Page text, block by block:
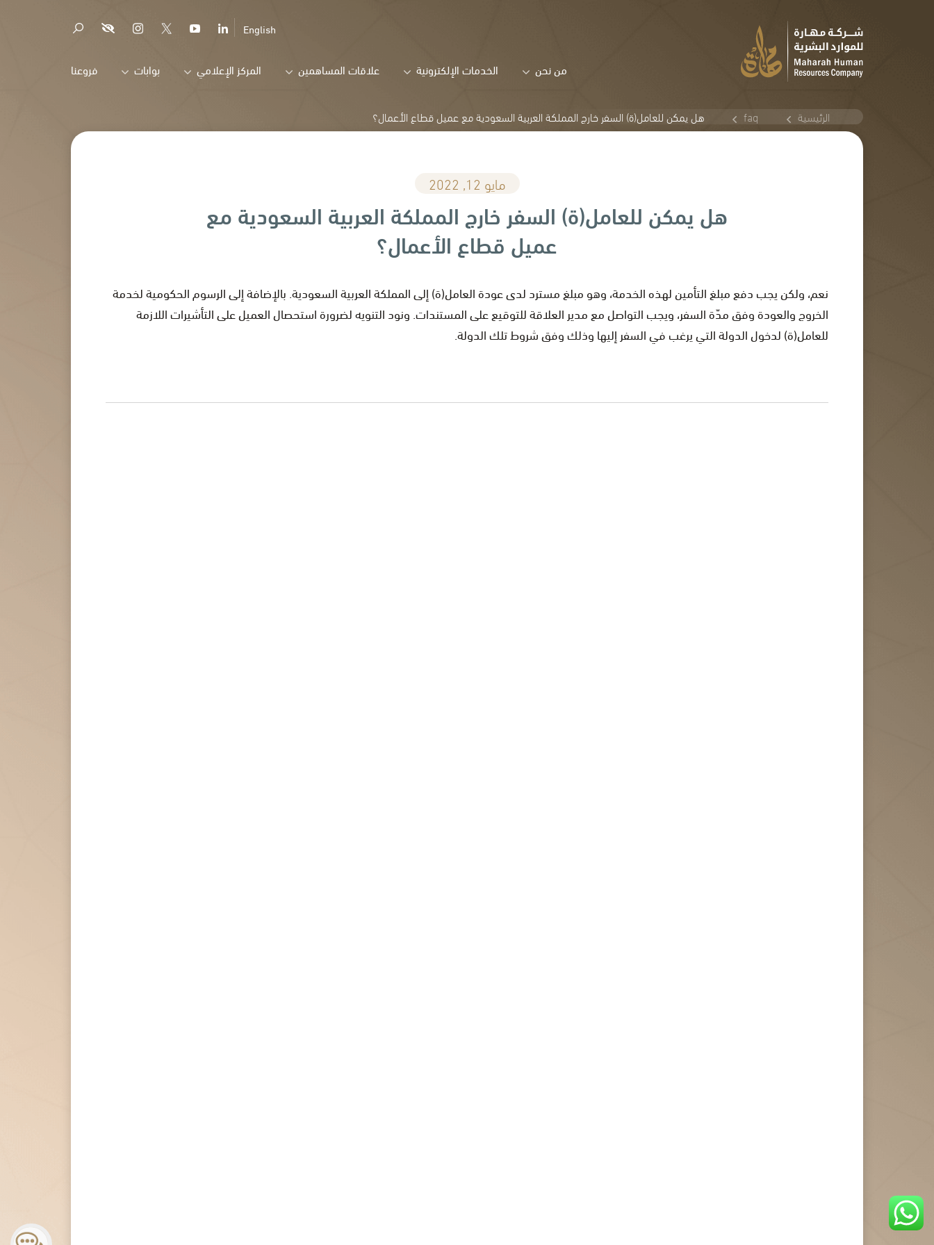
English
من نحن الخدمات الإلكترونية علاقات المساهمين المركز الإعلامي بوابات فروعنا
الرئيسية faq هل يمكن للعامل(ة) السفر خارج المملكة العربية السعودية مع عميل قطاع الأعمال؟
مايو 12, 2022
هل يمكن للعامل(ة) السفر خارج المملكة العربية السعودية مع
عميل قطاع الأعمال؟
نعم، ولكن يجب دفع مبلغ التأمين لهذه الخدمة، وهو مبلغ مسترد لدى عودة العامل(ة) إلى المملكة العربية السعودية. بالإضافة إلى الرسوم الحكومية لخدمة
الخروج والعودة وفق مدّة السفر، ويجب التواصل مع مدير العلاقة للتوقيع على المستندات. ونود التنويه لضرورة استحصال العميل على التأشيرات اللازمة
للعامل(ة) لدخول الدولة التي يرغب في السفر إليها وذلك وفق شروط تلك الدولة.